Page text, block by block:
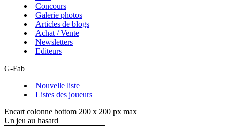
Concours
Galerie photos
Articles de blogs
Achat / Vente
Newsletters
Editeurs
G-Fab
Nouvelle liste
Listes des joueurs
Encart colonne bottom 200 x 200 px max
Un jeu au hasard